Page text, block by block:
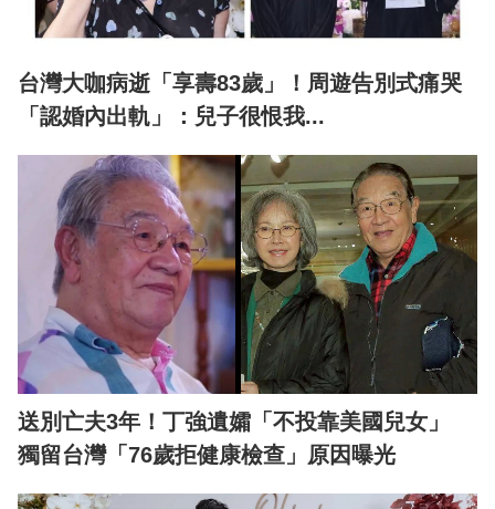
台灣大咖病逝「享壽83歲」！周遊告別式痛哭
「認婚內出軌」：兒子很恨我...
送別亡夫3年！丁強遺孀「不投靠美國兒女」
獨留台灣「76歲拒健康檢查」原因曝光